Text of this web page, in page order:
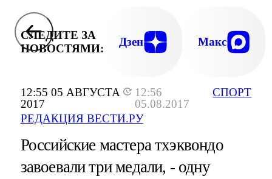
12:55 05 АВГУСТА
2017
12:56
05.08.2017
РЕДАКЦИЯ ВЕСТИ.РУ
СПОРТ
СЛЕДИТЕ ЗА
НОВОСТЯМИ:
Дзен Макс
Российские мастера тхэквондо
завоевали три медали, - одну